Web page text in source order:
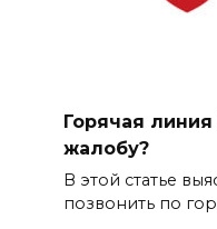
Горячая
жалобу?
В этой статье
позвонить по